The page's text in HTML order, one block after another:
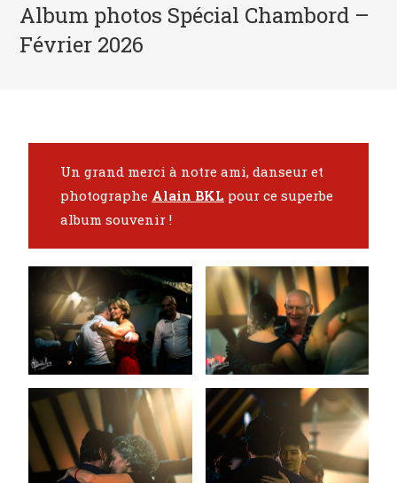
Album photos Spécial Chambord –
Février 2026
Un grand merci à notre ami, danseur et
photographe Alain BKL pour ce superbe
album souvenir !